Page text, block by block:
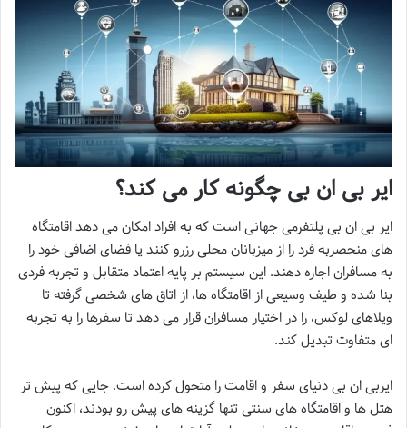
ایر بی ان بی چگونه کار می کند؟
ایر بی ان بی پلتفرمی جهانی است که به افراد امکان می دهد اقامتگاه
های منحصربه فرد را از میزبانان محلی رزرو کنند یا فضای اضافی خود را
به مسافران اجاره دهند. این سیستم بر پایه اعتماد متقابل و تجربه فردی
بنا شده و طیف وسیعی از اقامتگاه ها، از اتاق های شخصی گرفته تا
ویلاهای لوکس، را در اختیار مسافران قرار می دهد تا سفرها را به تجربه
ای متفاوت تبدیل کند.
ایربی ان بی دنیای سفر و اقامت را متحول کرده است. جایی که پیش تر
هتل ها و اقامتگاه های سنتی تنها گزینه های پیش رو بودند، اکنون